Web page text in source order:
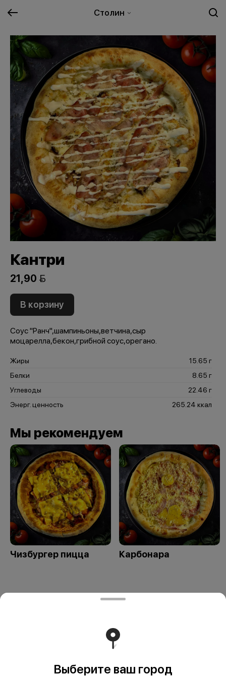
Столин
Кантри
21,90 
В корзину
Соус "Ранч",шампиньоны,ветчина,сыр
моцарелла,бекон,грибной соус,орегано.
Жиры
15.65 г
Белки
8.65 г
Углеводы
22.46 г
Энерг. ценность
265.24 ккал
Мы рекомендуем
Чизбургер пицца Карбонара
ЧТУП "ПиццаФаер" п.а. 225503, Столин, ул.
Терешковой, 55/1 УНП 291753273 ОАО»Паритетбанк»
БИК POISBY2X Адрес Банка: 220002, г.Минск, ул
Киселева, 61А р.с. BY75POIS30120154220501933001
Выберите ваш город